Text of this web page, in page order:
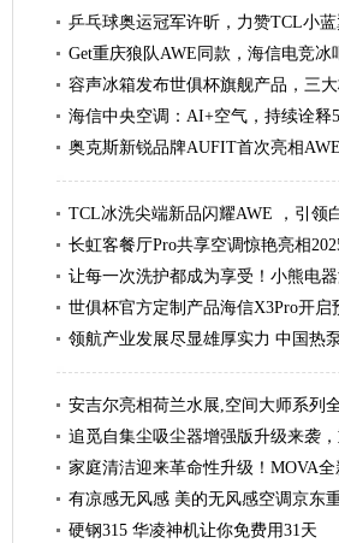
乒乓球奥运冠军许昕，力赞TCL小
Get重庆狼队AWE同款，海信电竞
容声冰箱发布世俱杯旗舰产品，三
海信中央空调：AI+空气，持续诠释
奥克斯新锐品牌AUFIT首次亮相
TCL冰洗尖端新品闪耀AWE ，引领
长虹客餐厅Pro共享空调惊艳亮相
让每一次洗护都成为享受！小熊电
世俱杯官方定制产品海信X3Pro开
领航产业发展尽显雄厚实力 中国热
安吉尔亮相荷兰水展,空间大师系列
追觅自集尘吸尘器增强版升级来袭
家庭清洁迎来革命性升级！MOVA
有凉感无风感 美的无风感空调京东
硬钢315 华凌神机让你免费用31天